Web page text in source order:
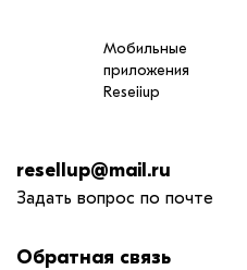
Мобильные
приложения
Reseiiup
resellup@mail.ru
Задать вопрос по почте
Обратная связь